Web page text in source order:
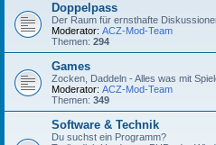
Doppelpass
Der Raum für ernsthafte
Moderator: ACZ-Mod-Team
Themen: 294
Games
Zocken, Daddeln - Alles was mit
Moderator: ACZ-Mod-Team
Themen: 349
Software & Technik
Du suchst ein Programm?